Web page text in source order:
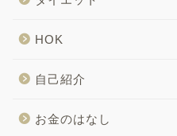
HOK
自己紹介
お金のはなし